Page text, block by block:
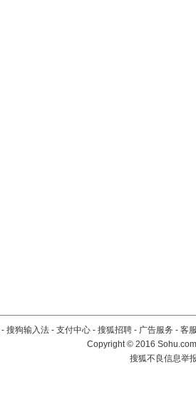
- 搜狗输入法 - 支付中心 - 搜狐招聘 - 广告服务 - 客
Copyright©2016
搜狐不良信息举